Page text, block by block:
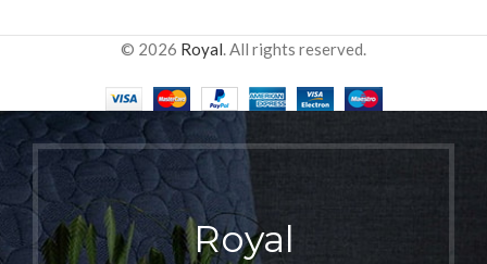
© 2026 Royal. All rights reserved.
Royal